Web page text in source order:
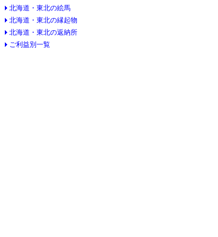
北海道・東北の絵馬
北海道・東北の縁起物
北海道・東北の返納所
ご利益別一覧